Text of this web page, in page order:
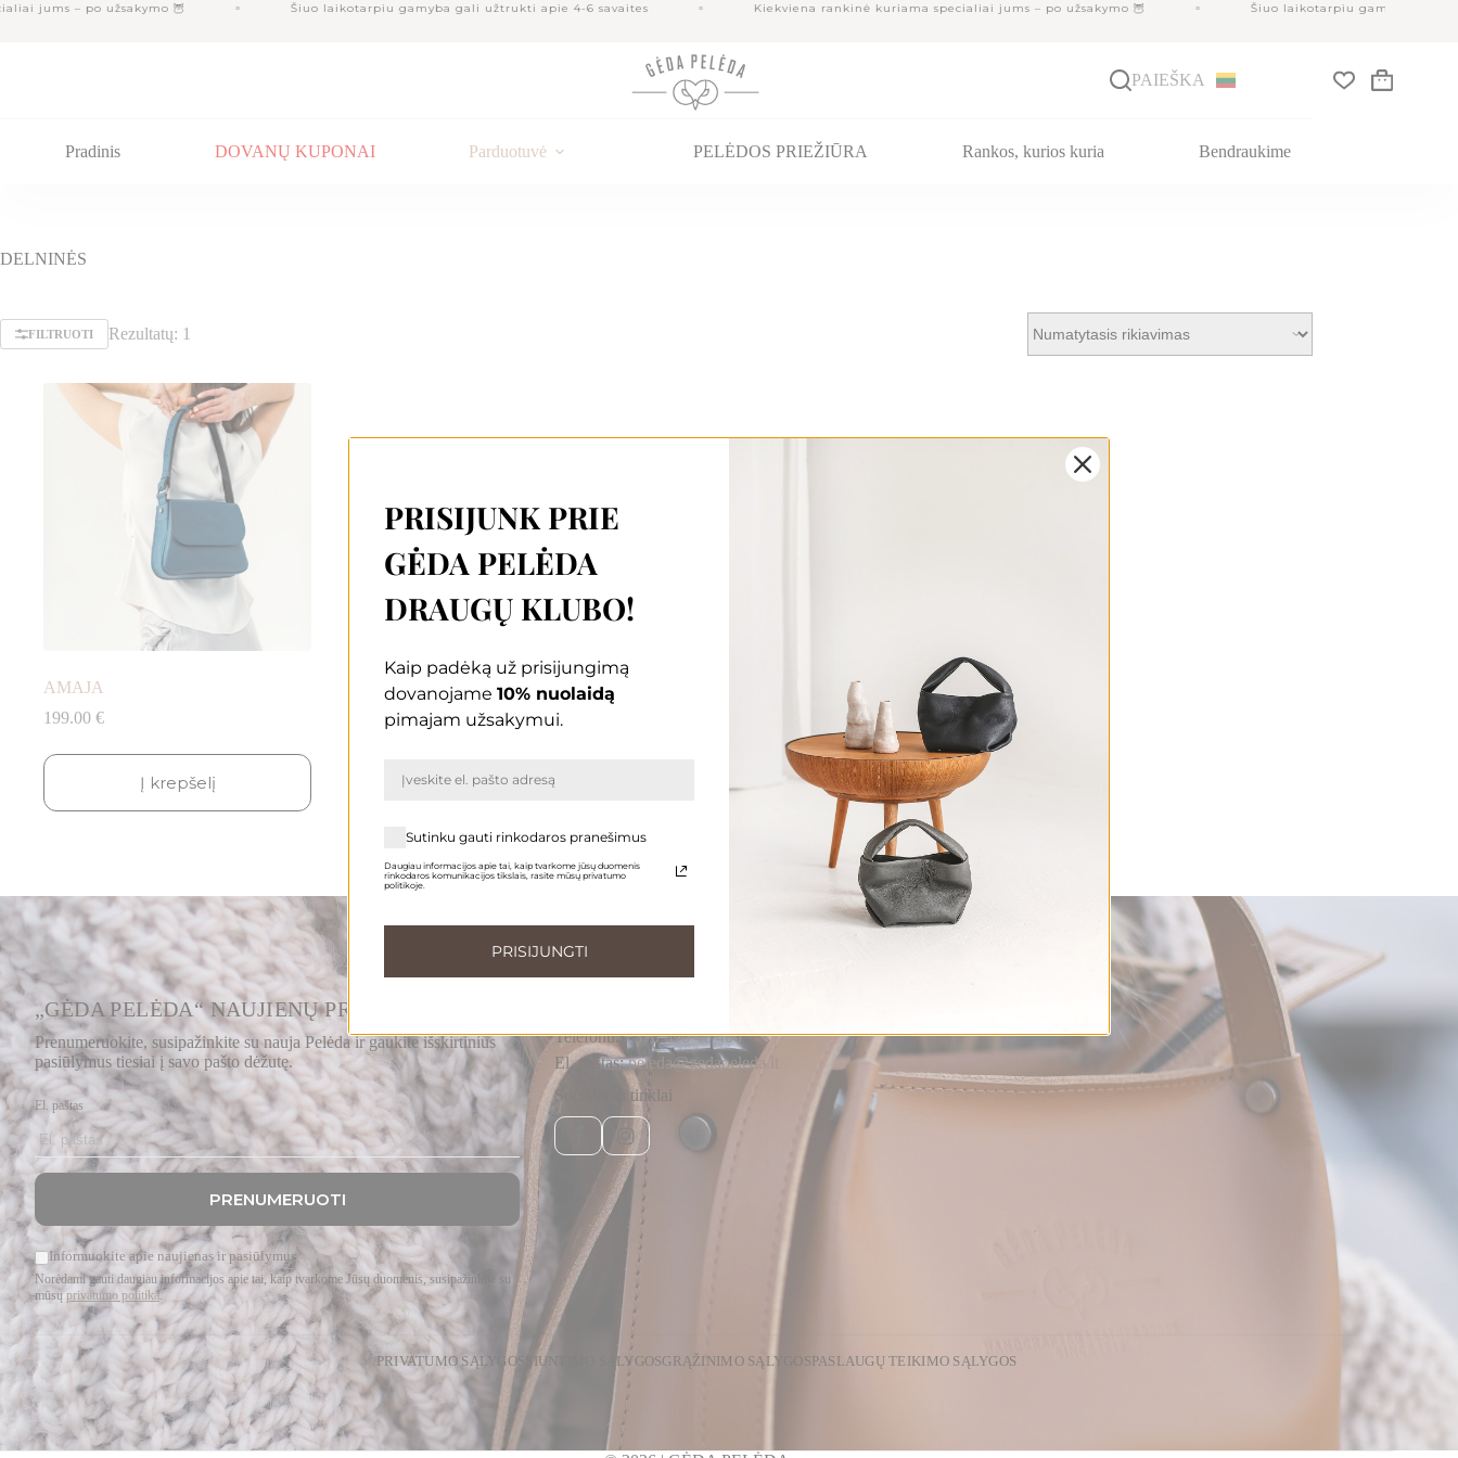
Skipjums – po užsakymo 🦉 Šiuo laikotarpiu gamyba gali užtrukti apie 4-6 savaites Kiekviena rankinė kuriama specialiai jums – po užsakymo 🦉 Šiuo laikotarpiu gamyba gali
PAIEŠKA Krepšelis
Pradinis DOVANŲ KUPONAI Parduotuvė PELĖDOS PRIEŽIŪRA Rankos, kurios kuria Bendraukime
DELNINĖS
FILTRUOTI Rezultatų: 1
AMAJA
199.00 €
Į krepšelį
„GĖDA PELĖDA“ NAUJIENŲ PRENUMERATA
Prenumeruokite, susipažinkite su nauja Pelėda ir gaukite išskirtinius
pasiūlymus tiesiai į savo pašto dėžutę.
El. paštas
PRENUMERUOTI
Informuokite apie naujienas ir pasiūlymus
Norėdami gauti daugiau informacijos apie tai, kaip tvarkome Jūsų duomenis, susipažinkite su
mūsųprivatumo politika.
Telefonu:+370 696 46 400
El. paštas:peleda@gedapeleda.lt
Socialiniai tinklai
FacebookInstagram
PRIVATUMO SĄLYGOS SIUNTIMO SĄLYGOSGRĄŽINIMO SĄLYGOSPASLAUGŲ TEIKIMO SĄLYGOS
PRISIJUNK PRIE
GĖDA PELĖDA
DRAUGŲ KLUBO!
Kaip padėką už prisijungimą
dovanojame 10% nuolaidą
pimajam užsakymui.
Sutinku gauti rinkodaros pranešimus
Daugiau informacijos apie tai, kaip tvarkome jūsų duomenis
rinkodaros komunikacijos tikslais, rasite mūsų privatumo
politikoje.
PRISIJUNGTI